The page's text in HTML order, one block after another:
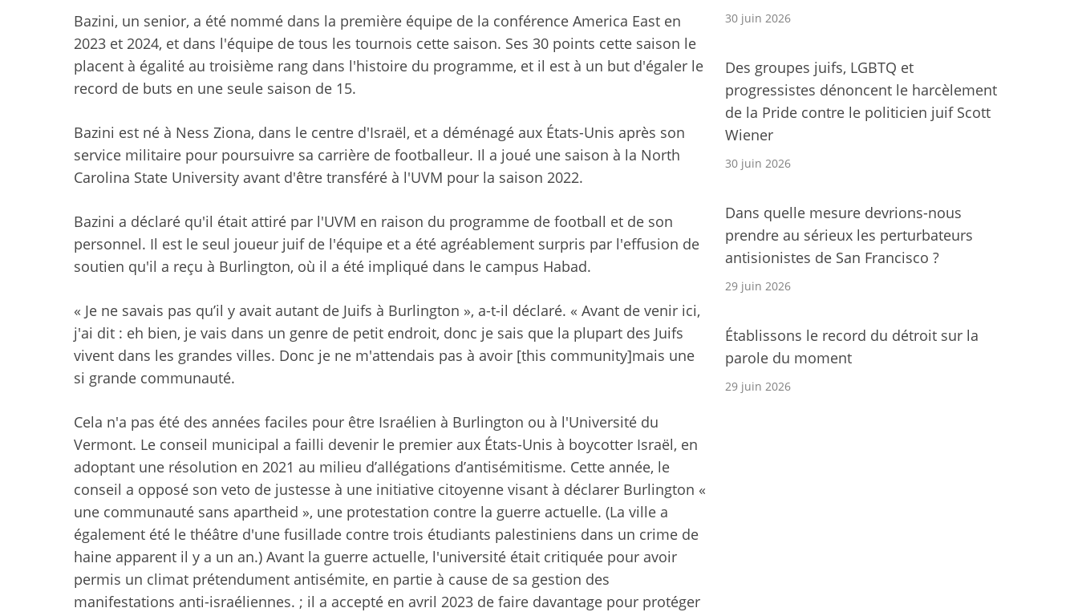
Bazini, un senior, a été nommé dans la première équipe de la conférence America East en
2023 et 2024, et dans l'équipe de tous les tournois cette saison. Ses 30 points cette saison le
placent à égalité au troisième rang dans l'histoire du programme, et il est à un but d'égaler le
record de buts en une seule saison de 15.
Bazini est né à Ness Ziona, dans le centre d'Israël, et a déménagé aux États-Unis après son
service militaire pour poursuivre sa carrière de footballeur. Il a joué une saison à la North
Carolina State University avant d'être transféré à l'UVM pour la saison 2022.
Bazini a déclaré qu'il était attiré par l'UVM en raison du programme de football et de son
personnel. Il est le seul joueur juif de l'équipe et a été agréablement surpris par l'effusion de
soutien qu'il a reçu à Burlington, où il a été impliqué dans le campus Habad.
« Je ne savais pas qu’il y avait autant de Juifs à Burlington », a-t-il déclaré. « Avant de venir ici,
j'ai dit : eh bien, je vais dans un genre de petit endroit, donc je sais que la plupart des Juifs
vivent dans les grandes villes. Donc je ne m'attendais pas à avoir [this community]mais une
si grande communauté.
Cela n'a pas été des années faciles pour être Israélien à Burlington ou à l'Université du
Vermont. Le conseil municipal a failli devenir le premier aux États-Unis à boycotter Israël, en
adoptant une résolution en 2021 au milieu d’allégations d’antisémitisme. Cette année, le
conseil a opposé son veto de justesse à une initiative citoyenne visant à déclarer Burlington «
une communauté sans apartheid », une protestation contre la guerre actuelle. (La ville a
également été le théâtre d'une fusillade contre trois étudiants palestiniens dans un crime de
haine apparent il y a un an.) Avant la guerre actuelle, l'université était critiquée pour avoir
permis un climat prétendument antisémite, en partie à cause de sa gestion des
manifestations anti-israéliennes. ; il a accepté en avril 2023 de faire davantage pour protéger
30 juin 2026
Des groupes juifs, LGBTQ et
progressistes dénoncent le harcèlement
de la Pride contre le politicien juif Scott
Wiener
30 juin 2026
Dans quelle mesure devrions-nous
prendre au sérieux les perturbateurs
antisionistes de San Francisco ?
29 juin 2026
Établissons le record du détroit sur la
parole du moment
29 juin 2026